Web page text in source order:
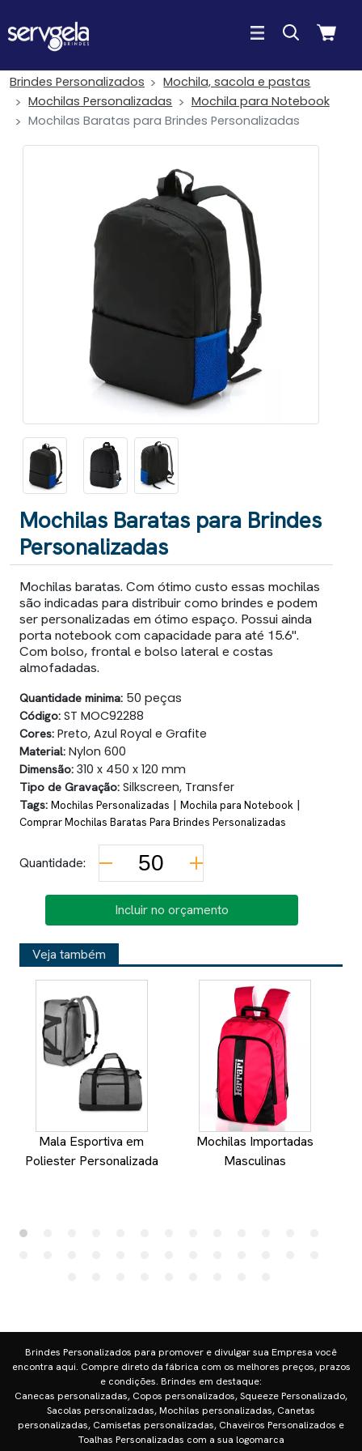
Brindes Personalizados
Mochila, sacola e pastas
Mochilas Personalizadas
Mochila para Notebook
Mochilas Baratas para Brindes Personalizadas
Mochilas Baratas para Brindes
Personalizadas
Mochilas baratas. Com ótimo custo essas mochilas
são indicadas para distribuir como brindes e podem
ser personalizadas em ótimo espaço. Possui ainda
porta notebook com capacidade para até 15.6".
Com bolso, frontal e bolso lateral e costas
almofadadas.
Quantidade minima: 50 peças
Código: ST MOC92288
Cores: Preto, Azul Royal e Grafite
Material: Nylon 600
Dimensão: 310 x 450 x 120 mm
Tipo de Gravação: Silkscreen, Transfer
Tags: Mochilas Personalizadas | Mochila para Notebook |
Comprar Mochilas Baratas Para Brindes Personalizadas
Quantidade:
Incluir no orçamento
Veja também
Mala Esportiva em
Poliester Personalizada
Mochilas Importadas
Masculinas
Brindes Personalizados para promover e divulgar sua Empresa você
encontra aqui. Compre direto da fábrica com os melhores preços, prazos
e condições. Brindes em destaque:
Canecas personalizadas, Copos personalizados, Squeeze Personalizado,
Sacolas personalizadas, Mochilas personalizadas, Canetas
personalizadas, Camisetas personalizadas, Chaveiros Personalizados e
Toalhas Personalizadas com a sua logomarca